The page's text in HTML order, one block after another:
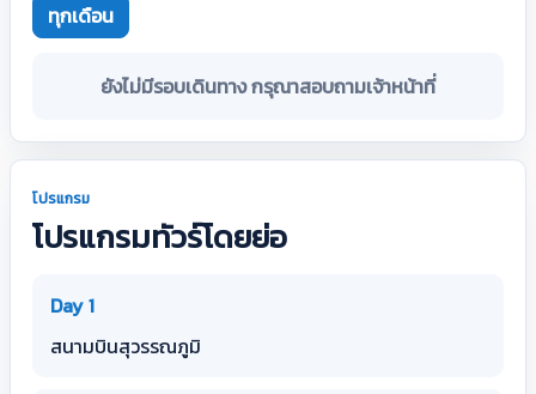
ทุกเดือน
ยังไม่มีรอบเดินทาง กรุณาสอบถามเจ้าหน้าที่
โปรแกรม
โปรแกรมทัวร์โดยย่อ
Day 1
สนามบินสุวรรณภูมิ